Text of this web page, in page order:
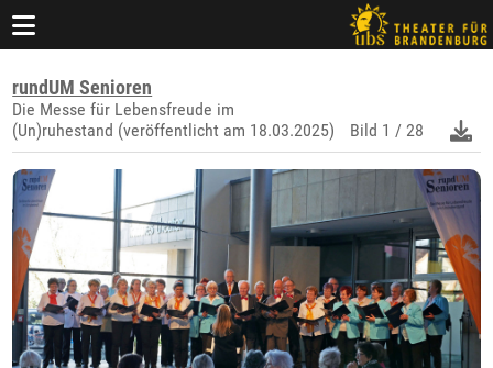
rundUM Senioren
Die Messe für Lebensfreude im
(Un)ruhestand (veröffentlicht am 18.03.2025)
Bild 1 / 28